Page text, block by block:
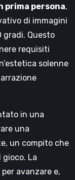
prima persona,
di immagini
gradi. Questo
requisiti
solenne
in una
una
un compito che
La
avanzare e,